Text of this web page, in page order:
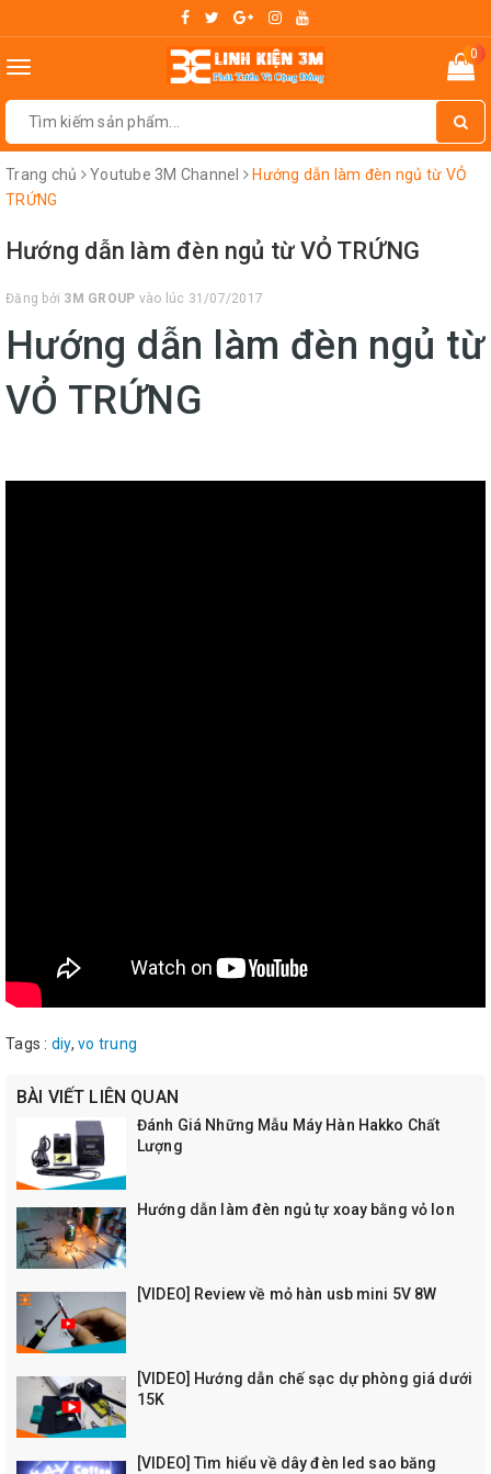
Toggle
0
Trang chủ Youtube 3M Channel
Hướng dẫn làm đèn ngủ từ VỎ
TRỨNG
Hướng dẫn làm đèn ngủ từ VỎ TRỨNG
Đăng bởi 3M GROUP vào lúc 31/07/2017
Hướng dẫn làm đèn ngủ từ
VỎ TRỨNG
Tags : diy, vo trung
BÀI VIẾT LIÊN QUAN
Đánh Giá Những Mẫu Máy Hàn Hakko Chất
Lượng
Hướng dẫn làm đèn ngủ tự xoay bằng vỏ lon
[VIDEO] Review về mỏ hàn usb mini 5V 8W
[VIDEO] Hướng dẫn chế sạc dự phòng giá dưới
15K
[VIDEO] Tìm hiểu về dây đèn led sao băng